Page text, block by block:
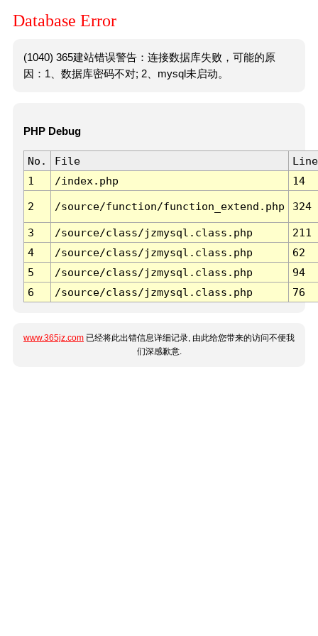
Database Error
(1040) 365建站错误警告：连接数据库失败，可能的原
因：1、数据库密码不对; 2、mysql未启动。
PHP Debug
No. File
Line
1
/index.php 14
2 /source/function/function_extend.php 324
3 /source/class/jzmysql.class.php
211
4
/source/class/jzmysql.class.php
62
5
/source/class/jzmysql.class.php
94
6
/source/class/jzmysql.class.php 76
www.365jz.com 已经将此出错信息详细记录, 由此给您带来的访问不便我
们深感歉意.